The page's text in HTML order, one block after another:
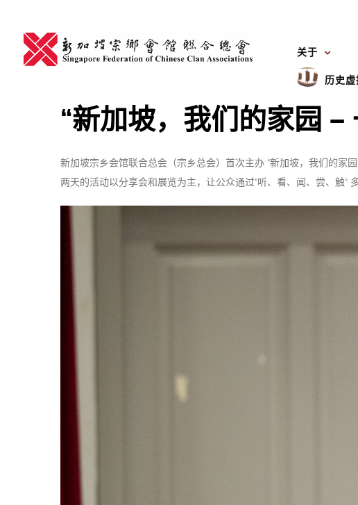
content
关于
历史
“新加坡，我们的家园
新加坡宗乡会馆联合总会（宗乡总会）首次主办 “新加坡，我们的家
两天的活动以分享会和展览为主，让公众通过“听、看、闻、尝、触“